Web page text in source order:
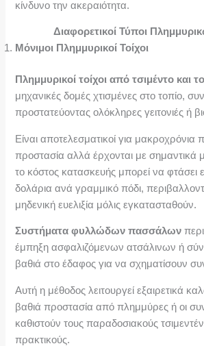
κίνδυνο την ακεραιότητα.
Διαφορετικοί Τύποι
Μόνιμοι Πλημμυρικοί Τοίχοι
Πλημμυρικοί τοίχοι από τσιμέντο και
μηχανικές δομές χτισμένες στο τοπίο,
προστατεύοντας ολόκληρες γειτονιές ή
Είναι αποτελεσματικοί για μακροχρόνια
προστασία αλλά έρχονται με σημαντικά
το κόστος κατασκευής μπορεί να φτάσει
δολάρια ανά γραμμικό πόδι,
μηδενική ευελιξία μόλις εγκατασταθούν.
Συστήματα φυλλώδων πασσάλων
έμπηξη ασφαλιζόμενων ατσάλινων ή
βαθιά στο έδαφος για να σχηματίσουν
Αυτή η μέθοδος λειτουργεί εξαιρετικά
βαθιά προστασία από πλημμύρες ή οι
καθιστούν τους παραδοσιακούς
πρακτικούς.